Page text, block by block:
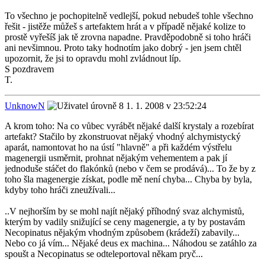
To všechno je pochopitelně vedlejší, pokud nebudeš tohle všechno
řešit - jistěže můžeš s artefaktem hrát a v případě nějaké kolize to
prostě vyřešíš jak tě zrovna napadne. Pravděpodobně si toho hráči
ani nevšimnou. Proto taky hodnotím jako dobrý - jen jsem chtěl
upozornit, že jsi to opravdu mohl zvládnout líp.
S pozdravem
T.
UnknowN
1. 1. 2008 v 23:52:24
A krom toho: Na co vůbec vyrábět nějaké další krystaly a rozebírat
artefakt? Stačilo by zkonstruovat nějaký vhodný alchymistycký
aparát, namontovat ho na ústí "hlavně" a při každém výstřelu
magenergii usměrnit, prohnat nějakým vehementem a pak jí
jednoduše stáčet do flakónků (nebo v čem se prodává)... To že by z
toho šla magenergie získat, podle mě není chyba... Chyba by byla,
kdyby toho hráči zneužívali...
..V nejhorším by se mohl najít nějaký příhodný svaz alchymistů,
kterým by vadily snižující se ceny magenergie, a ty by postavám
Necopinatus nějakým vhodným způsobem (krádeží) zabavily...
Nebo co já vím... Nějaké deus ex machina... Náhodou se zatáhlo za
spoušt a Necopinatus se odteleportoval někam pryč...